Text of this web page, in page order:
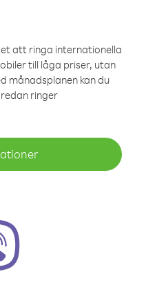
att ringa internationella
till låga priser, utan
månadsplanen kan du
ringer